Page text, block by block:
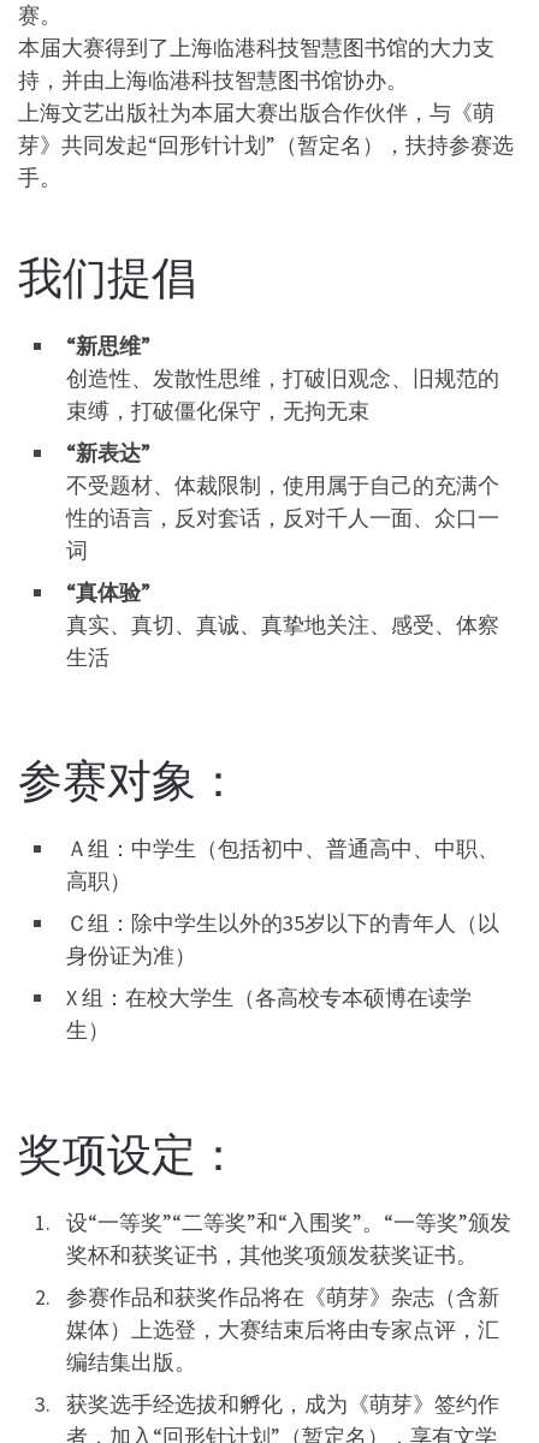
赛。
本届大赛得到了上海临港科技智慧图书馆的大力支
持，并由上海临港科技智慧图书馆协办。
上海文艺出版社为本届大赛出版合作伙伴，与《萌
芽》共同发起“回形针计划”（暂定名），扶持参赛选
手。
我们提倡
“新思维”
创造性、发散性思维，打破旧观念、旧规范的
束缚，打破僵化保守，无拘无束
“新表达”
不受题材、体裁限制，使用属于自己的充满个
性的语言，反对套话，反对千人一面、众口一
词
“真体验”
真实、真切、真诚、真挚地关注、感受、体察
生活
参赛对象：
Ａ组：中学生（包括初中、普通高中、中职、
高职）
Ｃ组：除中学生以外的35岁以下的青年人（以
身份证为准）
X 组：在校大学生（各高校专本硕博在读学
生）
奖项设定：
设“一等奖”“二等奖”和“入围奖”。“一等奖”颁发
奖杯和获奖证书，其他奖项颁发获奖证书。
参赛作品和获奖作品将在《萌芽》杂志（含新
媒体）上选登，大赛结束后将由专家点评，汇
编结集出版。
获奖选手经选拔和孵化，成为《萌芽》签约作
者，加入“回形针计划”（暂定名），享有文学